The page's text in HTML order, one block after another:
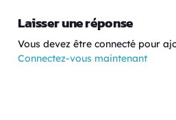
Laisser une réponse
Vous devez être connecté pour
Connectez-vous maintenant